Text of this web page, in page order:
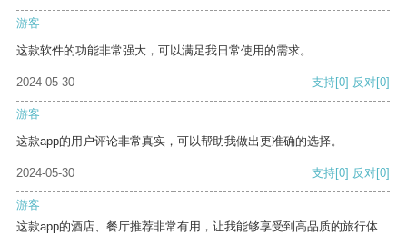
游客
这款软件的功能非常强大，可以满足我日常使用的需求。
2024-05-30 支持[0] 反对[0]
游客
这款app的用户评论非常真实，可以帮助我做出更准确的选择。
2024-05-30 支持[0] 反对[0]
游客
这款app的酒店、餐厅推荐非常有用，让我能够享受到高品质的旅行体